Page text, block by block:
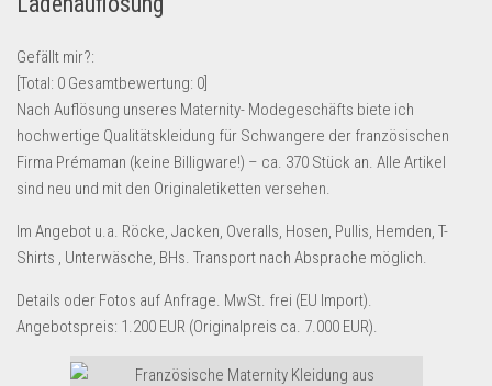
Multimedia & Elektro
Münzen
Spielzeug & Games
Schuhe & Accessoires
Sport & Freizeit
Uhren & Schmuck
Wohnen & Einrichten
Restposten-Angebote
Restposten für Privatpersonen
eBay Restposten kaufen
Sonderposten-Angebote
Gefällt mir?:
[Total: 0 Gesamtbewertung: 0
Nach Auflösung unseres Maternity- Modegeschäfts biete ich
hochwertige Qualitätskleidung für Schwangere der französischen
Firma Prémaman (keine Billigware!) – ca. 370 Stück an. Alle Artikel
sind neu und mit den Originaletiketten versehen.
Im Angebot u.a. Röcke, Jacken, Overalls, Hosen, Pullis, Hemden, T-
Shirts , Unterwäsche, BHs. Transport nach Absprache möglich.
Details oder Fotos auf Anfrage. MwSt. frei (EU Import).
Angebotspreis: 1.200 EUR (Originalpreis ca. 7.000 EUR).